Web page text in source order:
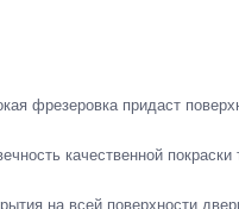
фрезеровка придаст
качественной
на всей поверхности